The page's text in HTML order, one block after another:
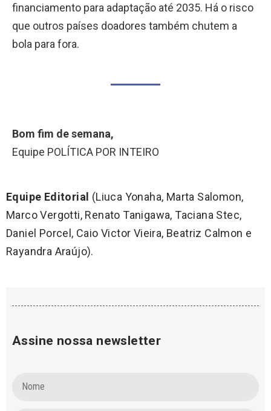
financiamento para adaptação até 2035. Há o risco
que outros países doadores também chutem a
bola para fora.
Bom fim de semana,
Equipe POLÍTICA POR INTEIRO
Equipe Editorial (Liuca Yonaha, Marta Salomon,
Marco Vergotti, Renato Tanigawa, Taciana Stec,
Daniel Porcel, Caio Victor Vieira, Beatriz Calmon e
Rayandra Araújo).
Assine nossa newsletter